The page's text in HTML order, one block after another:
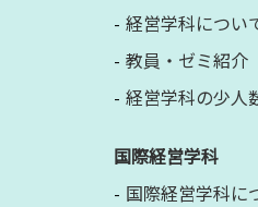
経営学科につい
教員・ゼミ紹介
経営学科の少人
国際経営学科
国際経営学科に